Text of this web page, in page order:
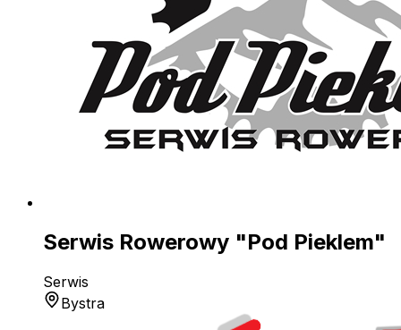
Serwis Rowerowy "Pod Pieklem"
Serwis
Bystra